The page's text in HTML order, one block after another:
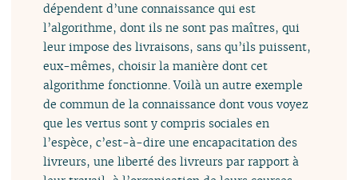
dépendent d’une connaissance qui est
l’algorithme, dont ils ne sont pas maîtres, qui
leur impose des livraisons, sans qu’ils puissent,
eux-mêmes, choisir la manière dont cet
algorithme fonctionne. Voilà un autre exemple
de commun de la connaissance dont vous voyez
que les vertus sont y compris sociales en
l’espèce, c’est-à-dire une encapacitation des
livreurs, une liberté des livreurs par rapport à